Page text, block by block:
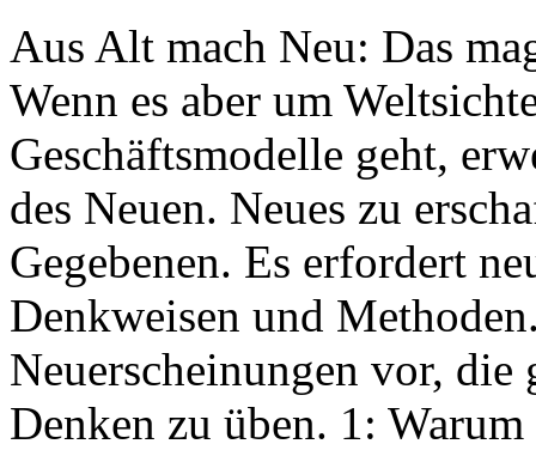
Aus Alt mach Neu: Das
Wenn es aber um
Geschäftsmodelle geht,
des Neuen. Neues zu
Gegebenen. Es erfordert
Denkweisen und
Neuerscheinungen vor, die
Denken zu üben. 1: